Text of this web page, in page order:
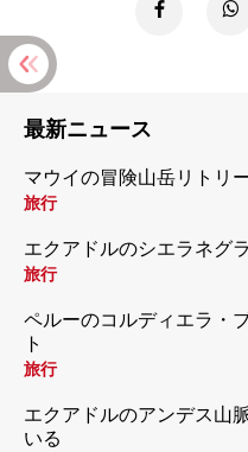
最新ニュース
マウイの冒険山岳リトリ
旅行
エクアドルのシエラネグ
旅行
ペルーのコルディエラ・
ト
旅行
エクアドルのアンデス山
いる